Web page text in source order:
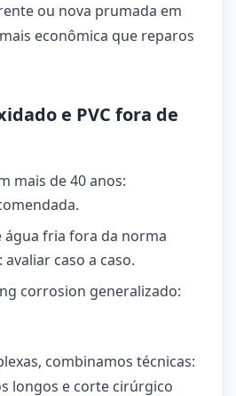
ou nova prumada em
econômica que reparos
e PVC fora de
mais de 40 anos:
água fria fora da norma
avaliar caso a caso.
corrosion generalizado:
combinamos técnicas:
longos e corte cirúrgico